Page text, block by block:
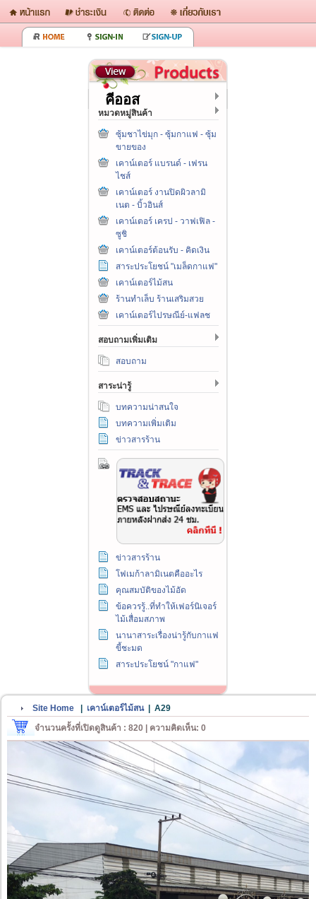
คีออส
หมวดหมู่สินค้า
ซุ้มชาไข่มุก - ซุ้มกาแฟ - ซุ้ม
ขายของ
เคาน์เตอร์ แบรนด์ - เฟรน
ไชส์
เคาน์เตอร์ งานปิดผิวลามิ
เนต - บิ้วอินส์
เคาน์เตอร์ เครป - วาฟเฟิล -
ซูชิ
เคาน์เตอร์ต้อนรับ - คิดเงิน
สาระประโยชน์ "เมล็ดกาแฟ"
เคาน์เตอร์ไม้สน
ร้านทำเล็บ ร้านเสริมสวย
เคาน์เตอร์ไปรษณีย์-แฟลช
สอบถามเพิ่มเติม
สอบถาม
สาระน่ารู้
บทความน่าสนใจ
บทความเพิ่มเติม
ข่าวสารร้าน
ข่าวสารร้าน
โฟเมก้าลามิเนตคืออะไร
คุณสมบัติของไม้อัด
ข้อควรรู้..ที่ทำให้เฟอร์นิเจอร์
ไม้เสื่อมสภาพ
นานาสาระเรื่องน่ารู้กับกาแฟ
ขี้ชะมด
สาระประโยชน์ "กาแฟ"
Site Home เคาน์เตอร์ไม้สน| A29
จำนวนครั้งที่เปิดดูสินค้า : 820 | ความคิดเห็น: 0